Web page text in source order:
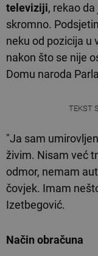
televiziji, rekao
skromno.
neku od pozicija u
nakon što se nije
Domu naroda
TEKST
"Ja sam
živim. Nisam već
odmor, nemam
čovjek. Imam
Izetbegović.
Način obračuna